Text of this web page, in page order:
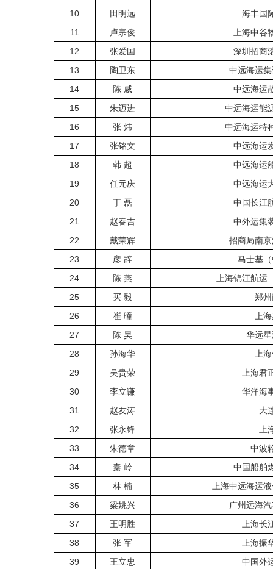
10
田明远
海丰国
11
卢宗俊
上海中谷
12
张爱国
深圳招商
13
陶卫东
中远海运
14
陈 威
中远海运
15
朱迈进
中远海运能
16
张 炜
中远海运特
17
张铭文
中远海运
18
韩 超
中远海运
19
任元庆
中远海运
20
丁 磊
中国长江
21
赵春吉
中外运集
22
戴荣辉
招商局南
23
彦 辞
马士基
24
陈 燕
上海锦江航运
25
买 毅
郑
26
崔 曈
上
27
陈 昊
华远
28
孙海华
上
29
吴贵荣
上海君
30
李立谦
华洋海
31
赵友涛
大
32
张永锋
上
33
朱德章
中波
34
秦 岭
中国船舶
35
林 楠
上海中远海运
36
梁姚兴
广州远海
37
王明胜
上海长
38
张 军
上海振
39
王立忠
中国外